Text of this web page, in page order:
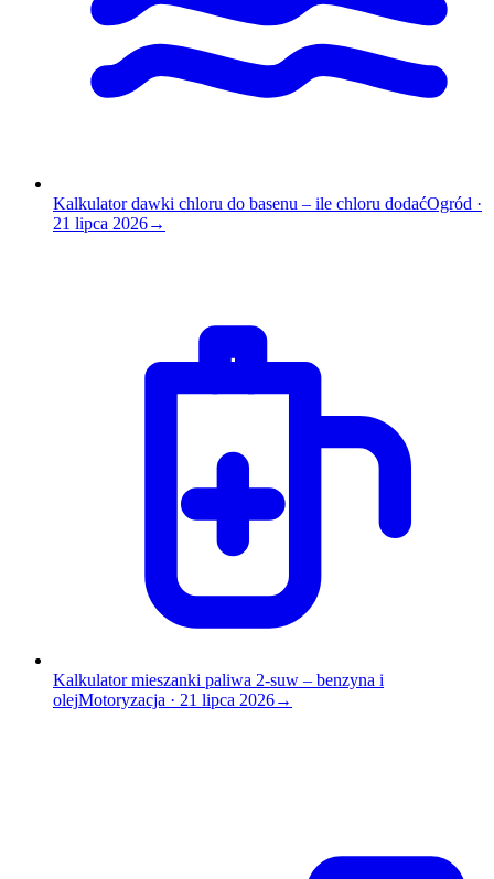
Kalkulator dawki chloru do basenu – ile chloru dodaćOgród ·
21 lipca 2026→
Kalkulator mieszanki paliwa 2-suw – benzyna i
olejMotoryzacja · 21 lipca 2026→